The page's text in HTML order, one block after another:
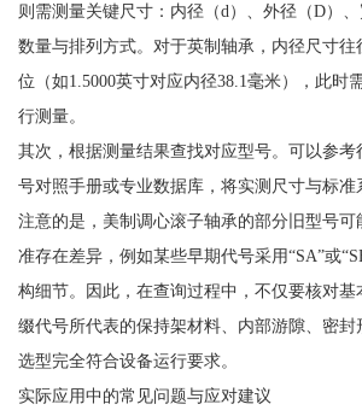
则需测量关键尺寸：内径（d）、外径（D）
数量与排列方式。对于英制轴承，内径尺寸
位（如1.5000英寸对应内径38.1毫米），此时
行测量。
其次，根据测量结果查找对应型号。可以参考
号对照手册或专业数据库，将实测尺寸与标
注意的是，美制调心滚子轴承的部分旧型号
准存在差异，例如某些早期代号采用“SA”或
构细节。因此，在查询过程中，不仅要核对
缀代号所代表的保持架材料、内部游隙、密封
选型完全符合设备运行要求。
实际应用中的常见问题与应对建议